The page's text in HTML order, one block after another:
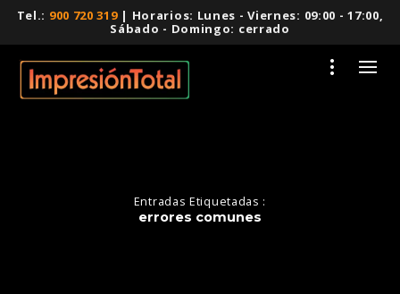
Tel.: 900 720 319| Horarios: Lunes - Viernes: 09:00 - 17:00,
Sábado - Domingo: cerrado
Entradas Etiquetadas :
errores comunes